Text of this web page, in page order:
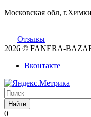
Московская обл,
Отзывы
2026 © FANERA-
Вконтакте
Найти
0